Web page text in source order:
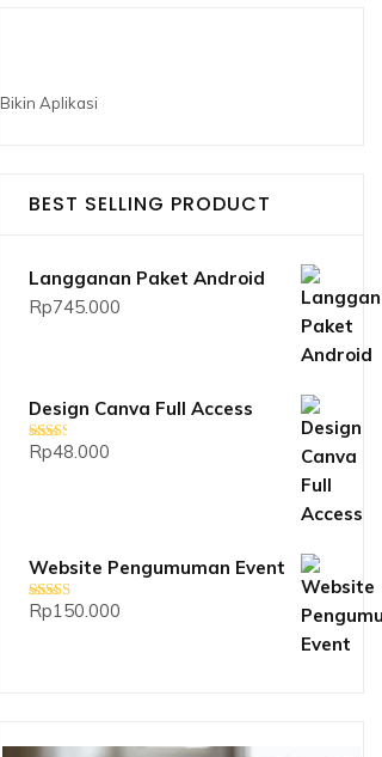
Bikin Aplikasi
BEST SELLING PRODUCT
Langganan Paket Android
Rp745.000
Design Canva Full Access
Dinilai
2.33
Rp48.000
Website Pengumuman Event
Dinilai5.00
dari 5
Rp150.000